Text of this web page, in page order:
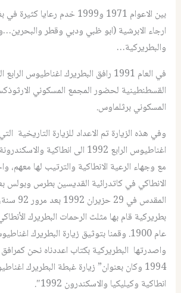
بين الاعوام 1971 و1999 خدم
ارجاء الابرشية (ابو ظبي ودبي وقطر
والبطريركية…
في العام 1991 رافق البطريرك اغناطيوس
القسطنطينية لحضور المجمع المسكوني
المسكوني برثلماوس.
وفي هذه الزيارة تم الاعداد للزيارة التاريخية
اغناطيوس الرابع 1992 الى انطاكية
مع وجهاء الرعية الانطاكية والترتيب لها معهم،
الانطاكي في كاتدرائية القديسين بطرس وبولس
المقدس في
بطريركية قام بها مثلث الرحمات البطريرك
عام 1900. وقمنا بتوثيق زيارة البطريرك
واصدرتها البطريركية بكتاب اعددناه نحن
1994 وكان بعنوان” زيارة غبطة البطريرك
انطاكية وكيليكيا والاسكندرون 1992″.